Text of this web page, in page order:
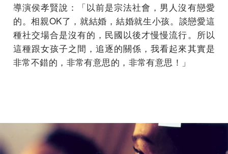
導演侯孝賢說：「以前是宗法社會，男人沒有戀愛
的。相親OK了，就結婚，結婚就生小孩。談戀愛這
種社交場合是沒有的，民國以後才慢慢流行。所以
這種跟女孩子之間，追逐的關係，我看起來其實是
非常不錯的，非常有意思的，非常有意思！」